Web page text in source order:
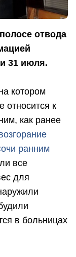
отвода
31 июля.
котором
относится к
как ранее
ранним
все
для
в больницах